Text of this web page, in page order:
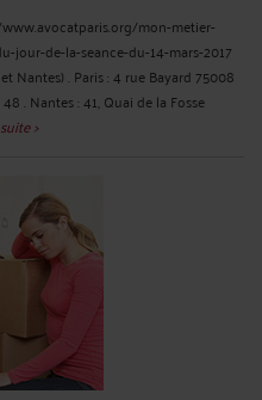
mon-metier-
de-la-seance-du-14-mars-2017
Nantes) . Paris : 4 rue Bayard 75008
. Nantes : 41, Quai de la Fosse
>